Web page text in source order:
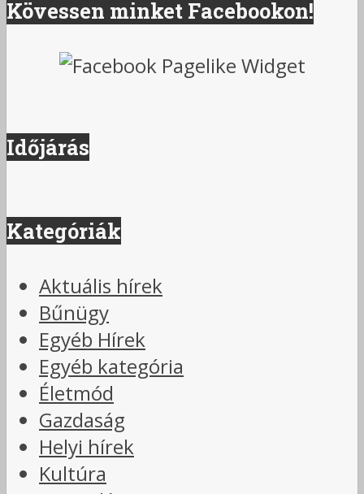
Kövessen minket Facebookon!
Időjárás
Kategóriák
Aktuális hírek
Bűnügy
Egyéb Hírek
Egyéb kategória
Életmód
Gazdaság
Helyi hírek
Kultúra